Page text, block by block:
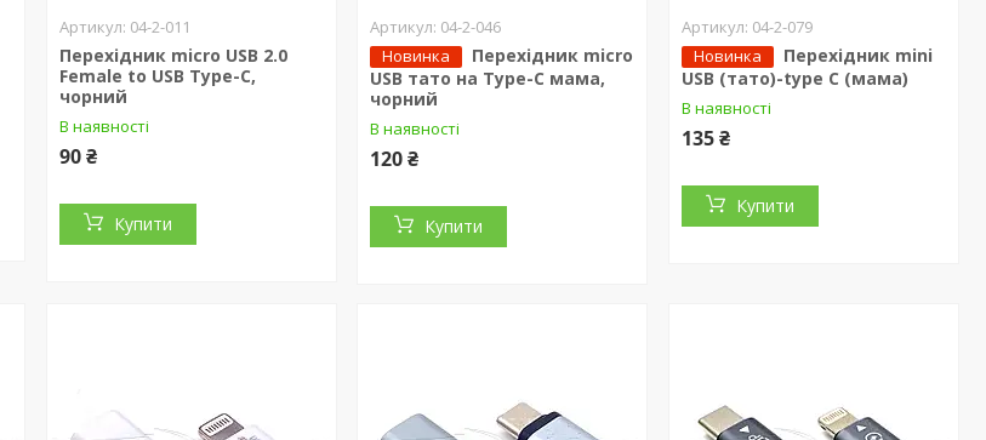
04-2-011
Перехідник micro USB 2.0
Female to USB Type-C,
чорний
В наявності
90 ₴
Купити
04-2-046
Новинка
Перехідник micro
USB тато на Type-C мама,
чорний
В наявності
120 ₴
Купити
04-2-079
Новинка
Перехідник mini
USB (тато)-type C (мама)
В наявності
135 ₴
Купити